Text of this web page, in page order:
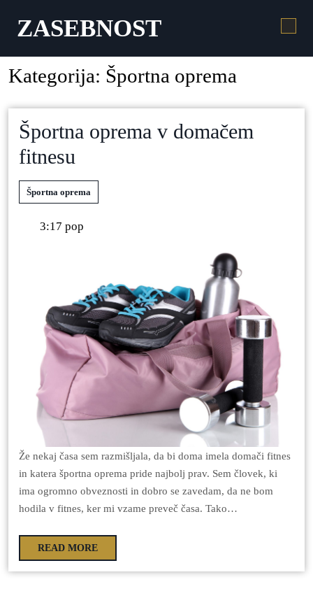
ZASEBNOST
Kategorija: Športna oprema
Športna oprema v domačem
fitnesu
Športna oprema
3:17 pop
Že nekaj časa sem razmišljala, da bi doma imela domači fitnes
in katera športna oprema pride najbolj prav. Sem človek, ki
ima ogromno obveznosti in dobro se zavedam, da ne bom
hodila v fitnes, ker mi vzame preveč časa. Tako…
READ MORE